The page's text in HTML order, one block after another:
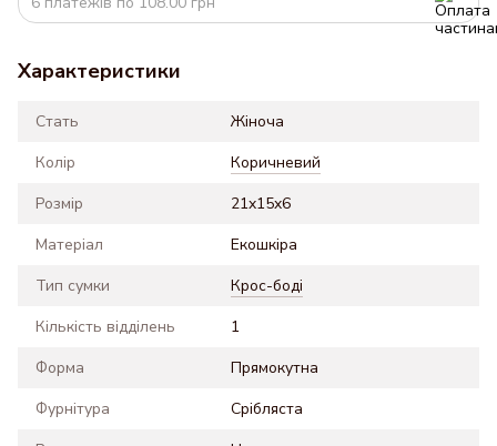
Характеристики
Стать
Жіноча
Колір
Коричневий
Розмір
21x15x6
Матеріал
Екошкіра
Тип сумки
Крос-боді
Кількість відділень
1
Форма
Прямокутна
Фурнітура
Срібляста